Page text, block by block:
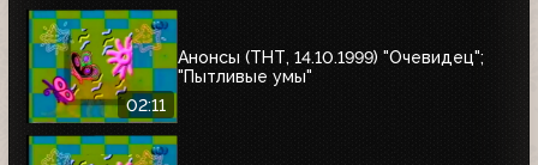
02:11
Анонсы (ТНТ, 14.10.1999) "Очевидец";
"Пытливые умы"